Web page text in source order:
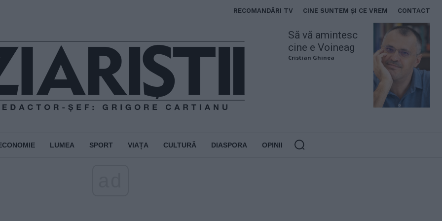
RECOMANDĂRI TV CINE SUNTEM ȘI CE VREM CONTACT
Să vă amintesc
cine e Voineag
Cristian Ghinea
LUMEA SPORT VIAȚA CULTURĂ DIASPORA OPINII